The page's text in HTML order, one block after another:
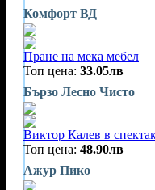
Комфорт ВД
Пране на мека мебел
Топ цена: 33.05лв
Бързо Лесно Чисто
Виктор Калев в
Топ цена: 48.90лв
Ажур Пико